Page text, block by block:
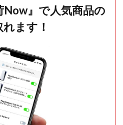
』で人気商品の
ます！